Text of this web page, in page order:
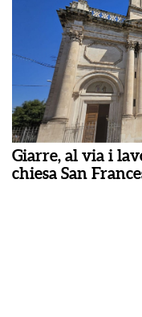
Giarre, al via i
chiesa San